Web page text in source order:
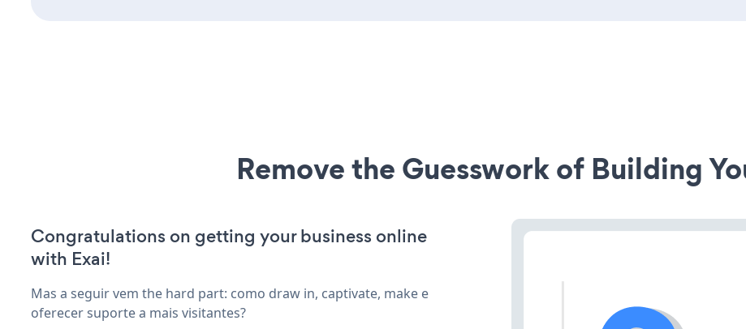
Remove the Guesswork of Building
Congratulations on getting your business online
with Exai!
Mas a seguir vem the hard part: como draw in, captivate, make e
oferecer suporte a mais visitantes?